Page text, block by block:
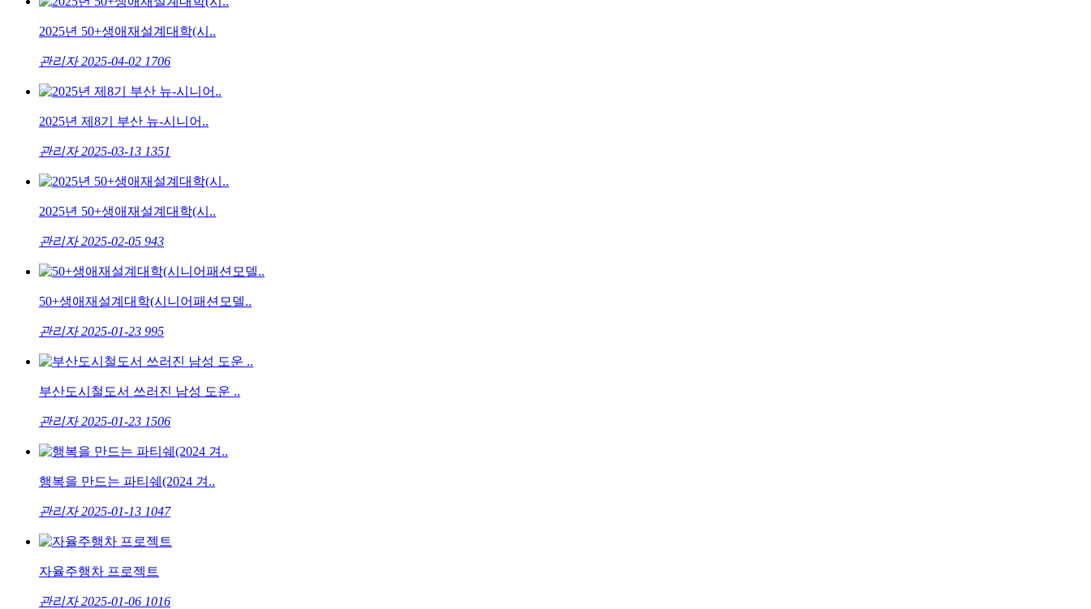
2025년 50+생애재설계대학(시..
관리자 2025-04-02 1706
2025년 제8기 부산 뉴-시니어..
관리자 2025-03-13 1351
2025년 50+생애재설계대학(시..
관리자 2025-02-05 943
50+생애재설계대학(시니어패션모델..
관리자 2025-01-23 995
부산도시철도서 쓰러진 남성 도운 ..
관리자 2025-01-23 1506
행복을 만드는 파티쉐(2024 겨..
관리자 2025-01-13 1047
자율주행차 프로젝트
관리자 2025-01-06 1016